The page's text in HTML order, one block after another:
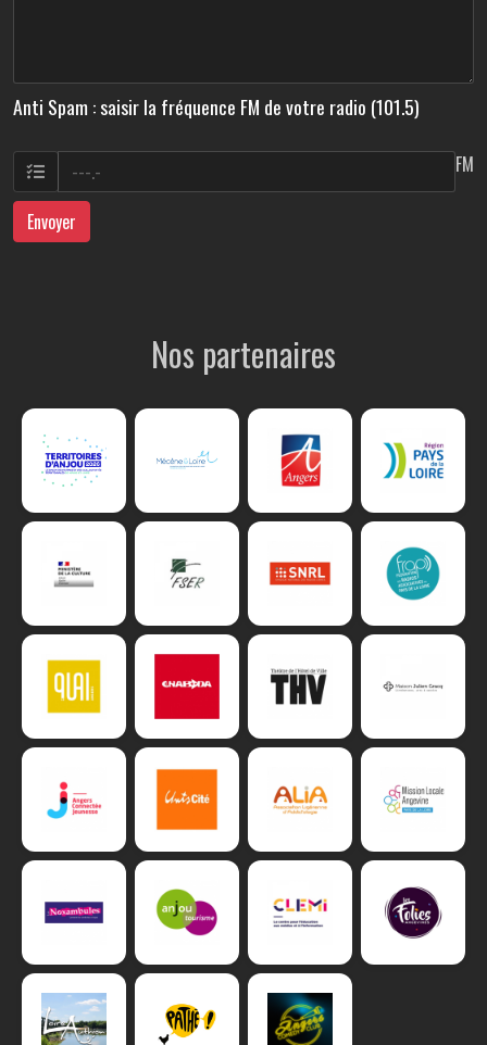
Anti Spam : saisir la fréquence FM de votre radio (101.5)
FM
Envoyer
Nos partenaires